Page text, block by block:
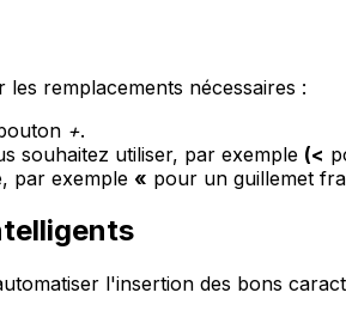
remplacements nécessaires :
+.
souhaitez utiliser, par exemple (<
par exemple « pour un guillemet
l'insertion des bons